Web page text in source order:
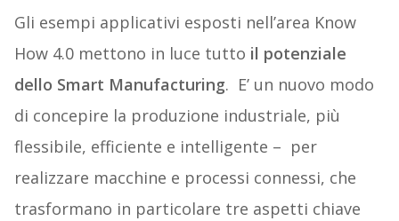
Gli esempi applicativi esposti nell’area Know
How 4.0 mettono in luce tutto il potenziale
dello Smart Manufacturing. E’ un nuovo modo
di concepire la produzione industriale, più
flessibile, efficiente e intelligente – per
realizzare macchine e processi connessi, che
trasformano in particolare tre aspetti chiave